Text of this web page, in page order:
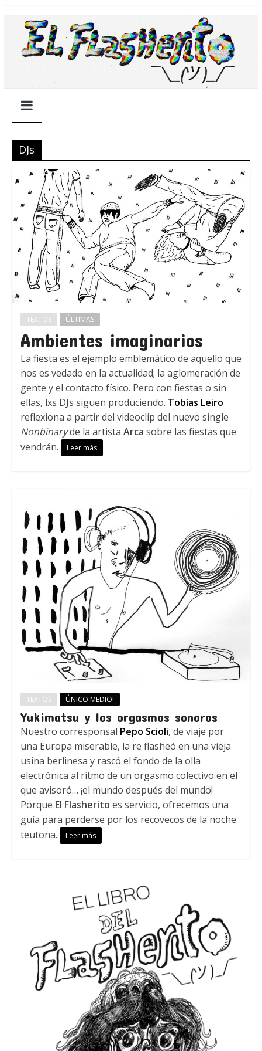
contenido
¯\_(ツ)_/
¯
DJs
TEXTOS ÚLTIMAS
Ambientes imaginarios
La fiesta es el ejemplo emblemático de aquello que
nos es vedado en la actualidad; la aglomeración de
gente y el contacto físico. Pero con fiestas o sin
ellas, lxs DJs siguen produciendo. Tobías Leiro
reflexiona a partir del videoclip del nuevo single
Nonbinaryde la artista Arca sobre las fiestas que
vendrán.
Leer más
TEXTOS ÚNICO MEDIO!
Yukimatsu y los orgasmos sonoros
Nuestro corresponsal Pepo Scioli, de viaje por
una Europa miserable, la re flasheó en una vieja
usina berlinesa y rascó el fondo de la olla
electrónica al ritmo de un orgasmo colectivo en el
que avisoró… ¡el mundo después del mundo!
Porque El Flasherito es servicio, ofrecemos una
guía para perderse por los recovecos de la noche
teutona.
Leer más